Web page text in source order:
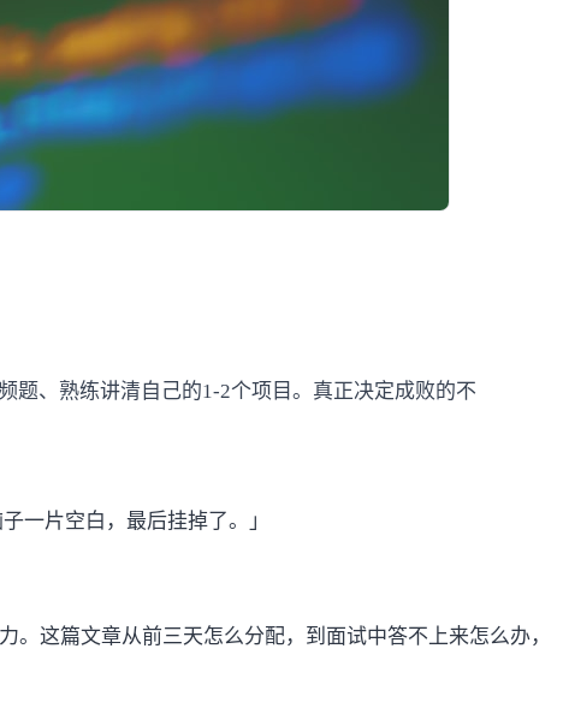
题、熟练讲清自己的1-2个项目。真正决定成败的不
一片空白，最后挂掉了。」
这篇文章从前三天怎么分配，到面试中答不上来怎么办，